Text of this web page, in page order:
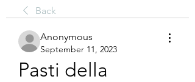
Back
Anonymous
September 11, 2023
Pasti della